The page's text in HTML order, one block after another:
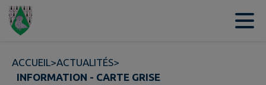
Contenu
ACCUEIL>ACTUALITÉS>
INFORMATION - CARTE GRISE